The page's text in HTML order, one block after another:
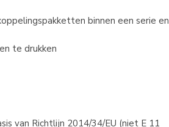
binnen een serie en
te drukken
van Richtlijn 2014/34/EU (niet E 11